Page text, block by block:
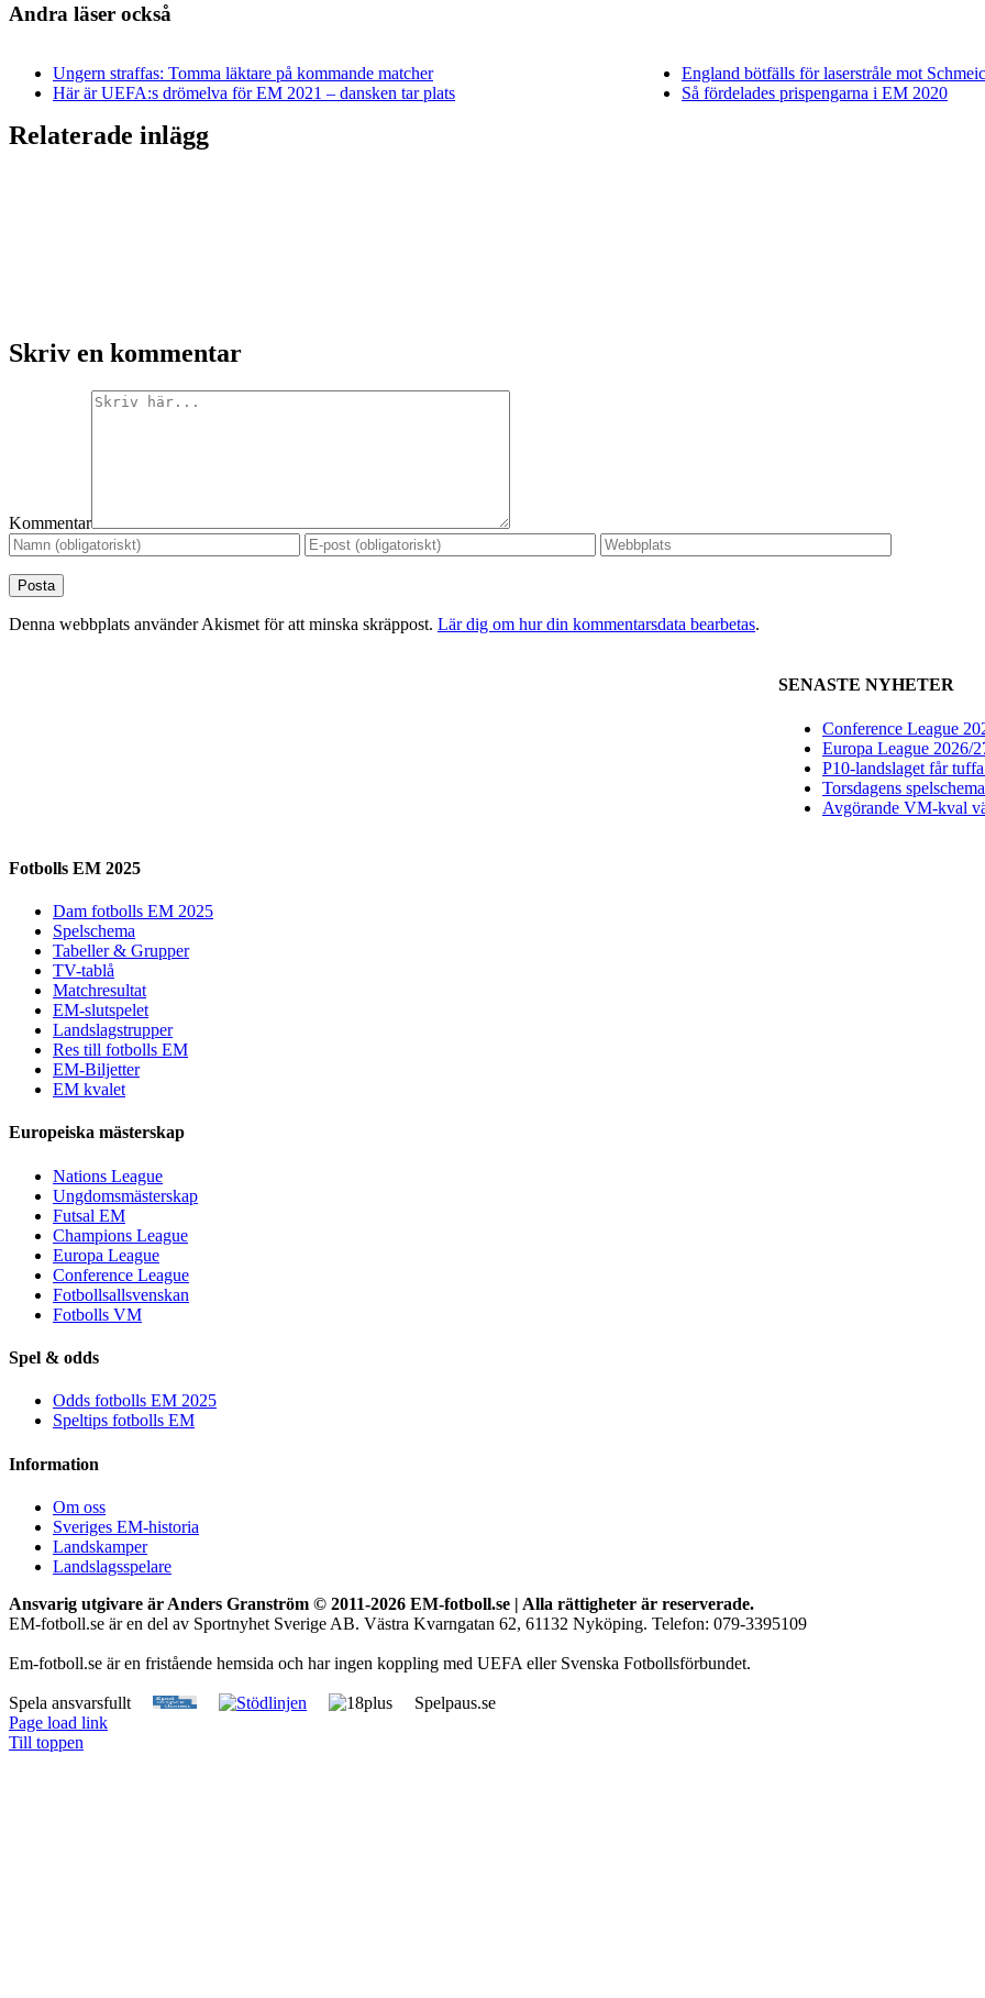
Andra läser också
Ungern straffas: Tomma läktare på kommande matcher
Här är UEFA:s drömelva för EM 2021 – dansken tar plats
England bötfälls för laserstråle mot
Så fördelades prispengarna i EM 2020
Relaterade inlägg
Skriv en kommentar
Kommentar
Denna webbplats använder Akismet för att minska skräppost. Lär dig om hur din kommentarsdata bearbetas.
SENASTE NYHETER
Conference League
Europa League 2026/
P10-landslaget får
Torsdagens
Avgörande VM-kval
Fotbolls EM 2025
Dam fotbolls EM 2025
Spelschema
Tabeller & Grupper
TV-tablå
Matchresultat
EM-slutspelet
Landslagstrupper
Res till fotbolls EM
EM-Biljetter
EM kvalet
Europeiska mästerskap
Nations League
Ungdomsmästerskap
Futsal EM
Champions League
Europa League
Conference League
Fotbollsallsvenskan
Fotbolls VM
Spel & odds
Odds fotbolls EM 2025
Speltips fotbolls EM
Information
Om oss
Sveriges EM-historia
Landskamper
Landslagsspelare
Ansvarig utgivare är Anders Granström © 2011-2026 EM-fotboll.se | Alla rättigheter är reserverade.
EM-fotboll.se är en del av Sportnyhet Sverige AB. Västra Kvarngatan 62, 61132 Nyköping. Telefon: 079-3395109
Em-fotboll.se är en fristående hemsida och har ingen koppling med UEFA eller Svenska Fotbollsförbundet.
Spela ansvarsfullt
Spelpaus.se
Page load link
Till toppen